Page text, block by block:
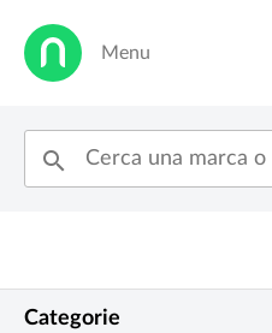
Menu
search
Categorie